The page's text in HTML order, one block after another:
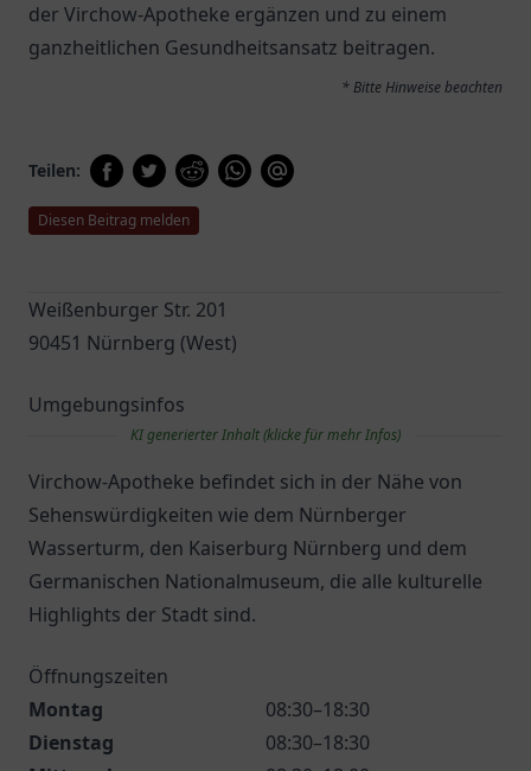
der Virchow-Apotheke ergänzen und zu einem
ganzheitlichen Gesundheitsansatz beitragen.
* Bitte Hinweise beachten
Teilen:
Diesen Beitrag melden
Weißenburger Str. 201
90451 Nürnberg (West)
Umgebungsinfos
KI generierter Inhalt (klicke für mehr Infos)
Virchow-Apotheke befindet sich in der Nähe von
Sehenswürdigkeiten wie dem Nürnberger
Wasserturm, den Kaiserburg Nürnberg und dem
Germanischen Nationalmuseum, die alle kulturelle
Highlights der Stadt sind.
Öffnungszeiten
Montag
08:30–18:30
Dienstag
08:30–18:30